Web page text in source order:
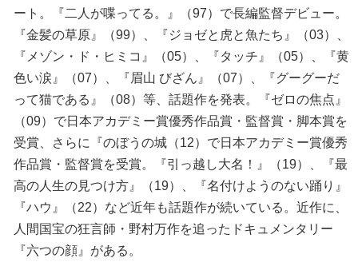
ート。『二人が喋ってる。』（97）で長編監督デビュー。
『金髪の草原』（99）、『ジョゼと虎と魚たち』（03）、
『メゾン・ド・ヒミコ』（05）、『タッチ』（05）、『黄
色い涙』（07）、『眉山 びざん』（07）、『グーグーだ
って猫である』（08）等、話題作を発表。『ゼロの焦点』
（09）で日本アカデミー賞優秀作品賞・監督賞・脚本賞を
受賞、さらに『のぼうの城（12）で日本アカデミー賞優秀
作品賞・監督賞を受賞。『引っ越し大名！』（19）、『最
高の人生の見つけ方』（19）、『名付けようのない踊り』
『ハウ』（22）など近年も話題作が続いている。近作に、
人間国宝の狂言師・野村万作を追ったドキュメンタリー
『六つの顔』がある。